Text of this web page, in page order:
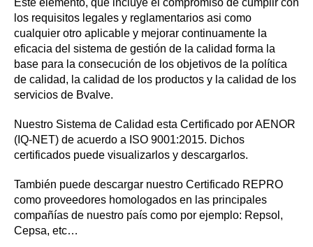
los requisitos legales y reglamentarios asi como
cualquier otro aplicable y mejorar continuamente la
eficacia del sistema de gestión de la calidad forma la
base para la consecución de los objetivos de la política
de calidad, la calidad de los productos y la calidad de los
servicios de Bvalve.
Nuestro Sistema de Calidad esta Certificado por AENOR
(IQ-NET) de acuerdo a ISO 9001:2015. Dichos
certificados puede visualizarlos y descargarlos.
También puede descargar nuestro Certificado REPRO
como proveedores homologados en las principales
compañías de nuestro país como por ejemplo: Repsol,
Cepsa, etc…